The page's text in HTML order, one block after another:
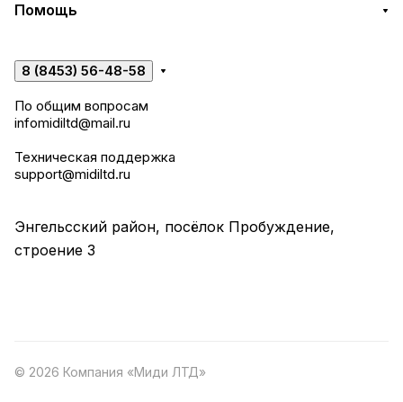
Помощь
8 (8453) 56-48-58
По общим вопросам
infomidiltd@mail.ru
Техническая поддержка
support@midiltd.ru
Энгельсский район, посёлок Пробуждение,
строение 3
© 2026 Компания «Миди ЛТД»